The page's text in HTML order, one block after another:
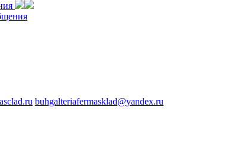
buhgalteriafermasklad@yandex.ru